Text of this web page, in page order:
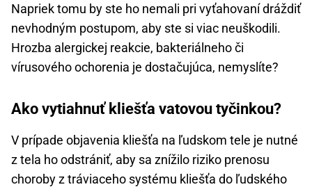
Napriek tomu by ste ho nemali pri vyťahovaní dráždiť
nevhodným postupom, aby ste si viac neuškodili.
Hrozba alergickej reakcie, bakteriálneho či
vírusového ochorenia je dostačujúca, nemyslíte?
Ako vytiahnuť kliešťa vatovou tyčinkou?
V prípade objavenia kliešťa na ľudskom tele je nutné
z tela ho odstrániť, aby sa znížilo riziko prenosu
choroby z tráviaceho systému kliešťa do ľudského